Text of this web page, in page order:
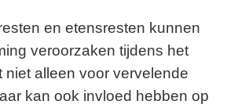
en etensresten kunnen
veroorzaken tijdens het
niet alleen voor vervelende
kan ook invloed hebben op